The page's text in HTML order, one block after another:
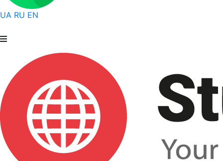
UA RU EN